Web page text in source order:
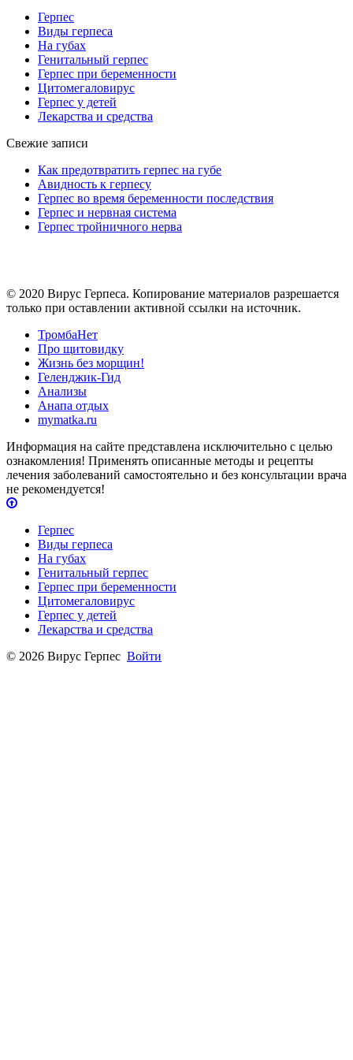
Герпес
Виды герпеса
На губах
Генитальный герпес
Герпес при беременности
Цитомегаловирус
Герпес у детей
Лекарства и средства
Свежие записи
Как предотвратить герпес на губе
Авидность к герпесу
Герпес во время беременности последствия
Герпес и нервная система
Герпес тройничного нерва
© 2020 Вирус Герпеса. Копирование материалов разрешается
только при оставлении активной ссылки на источник.
ТромбаНет
Про щитовидку
Жизнь без морщин!
Геленджик-Гид
Анализы
Анапа отдых
mymatka.ru
Информация на сайте представлена исключительно с целью
ознакомления! Применять описанные методы и рецепты
лечения заболеваний самостоятельно и без консультации врача
не рекомендуется!
Герпес
Виды герпеса
На губах
Генитальный герпес
Герпес при беременности
Цитомегаловирус
Герпес у детей
Лекарства и средства
© 2026 Вирус Герпес Войти